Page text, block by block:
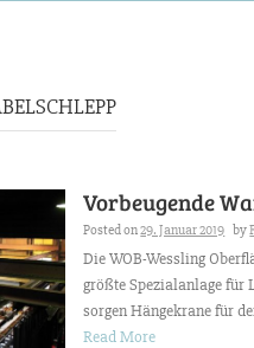
Vorbeugende
Posted on29. Januar 2019 by
Die WOB-Wessling
größte Spezialanlage für
sorgen Hängekrane für
Read More